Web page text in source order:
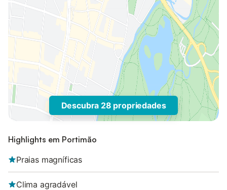
Descubra 28 propriedades
Highlights em Portimão
Praias magníficas
Clima agradável